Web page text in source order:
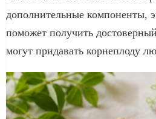
дополнительные компоненты,
поможет получить
могут придавать корнеплоду